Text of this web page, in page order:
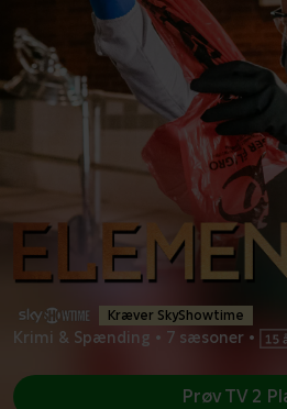
Kræver SkyShowtime
Krimi & Spænding • 7 sæsoner •
Prøv TV 2